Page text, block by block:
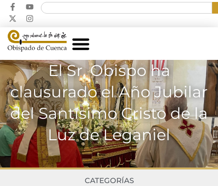
El Sr. Obispo ha
clausurado el Año Jubilar
del Santísimo Cristo de la
Luz de Leganiel
CATEGORÍAS